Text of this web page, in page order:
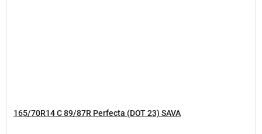
165/70R14 C 89/87R Perfecta (DOT 23) SAVA